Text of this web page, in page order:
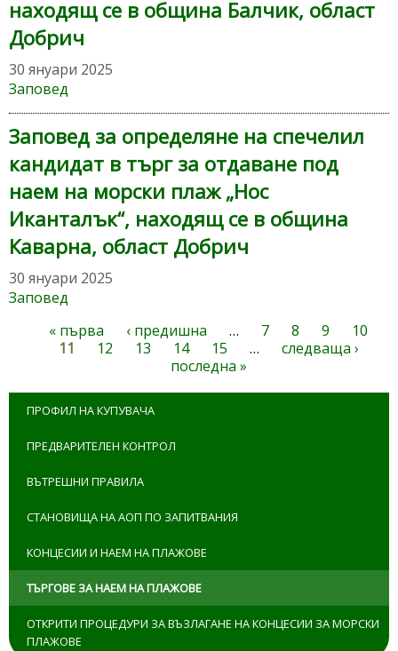
находящ се в община Балчик, област
Добрич
30 януари 2025
Заповед
Заповед за определяне на спечелил
кандидат в търг за отдаване под
наем на морски плаж „Нос
Иканталък“, находящ се в община
Каварна, област Добрич
30 януари 2025
Заповед
Страници
« първа ‹ предишна … 7 8 9
10
11
12 13 14 15 …
следваща ›
последна »
ПРОФИЛ НА КУПУВАЧА
ПРЕДВАРИТЕЛЕН КОНТРОЛ
ВЪТРЕШНИ ПРАВИЛА
СТАНОВИЩА НА АОП ПО ЗАПИТВАНИЯ
КОНЦЕСИИ И НАЕМ НА ПЛАЖОВЕ
ТЪРГОВЕ ЗА НАЕМ НА ПЛАЖОВЕ
ОТКРИТИ ПРОЦЕДУРИ ЗА ВЪЗЛАГАНЕ НА КОНЦЕСИИ ЗА МОРСКИ
ПЛАЖОВЕ